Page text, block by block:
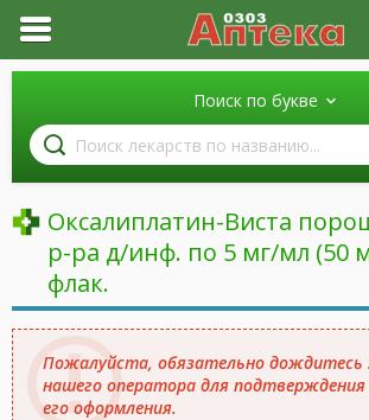
Поиск по букве
Поиск
лекарств
по
Оксалиплатин-Виста
р-ра д/инф. по 5 мг/мл (50
флак.
Пожалуйста, обязательно дождитесь
нашего оператора для подтверждения
его оформления.